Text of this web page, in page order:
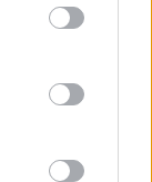
il peso di
— se
notte,
state
tra i due
giorni